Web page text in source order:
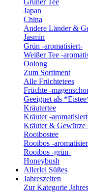
Grüner Tee
Japan
China
Andere Länder &
Jasmin
Grün -aromatisiert-
Weißer Tee -
Oolong
Zum Sortiment
Alle Früchtetees
Früchte -
Geeignet als
Kräutertee
Kräuter -
Kräuter & Gewürze
Rooibostee
Rooibos -
Rooibos -grün-
Honeybush
Allerlei Süßes
Jahreszeiten
Zur Kategorie